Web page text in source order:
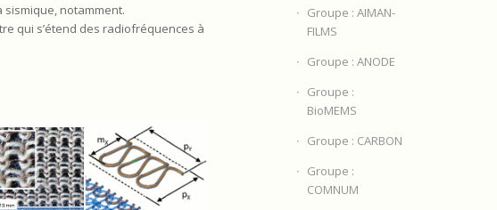
sismique, notamment.
qui s’étend des radiofréquences à
Groupe : AIMAN-
FILMS
Groupe : ANODE
Groupe :
BioMEMS
Groupe : CARBON
Groupe :
COMNUM